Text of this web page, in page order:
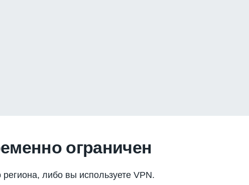
ограничен
либо вы используете VPN.